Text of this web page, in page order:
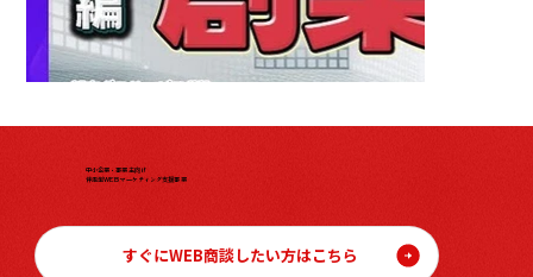
中小企業・事業主向け
伴走型WEBマーケティング支援事業
すぐにWEB商談したい方はこちら